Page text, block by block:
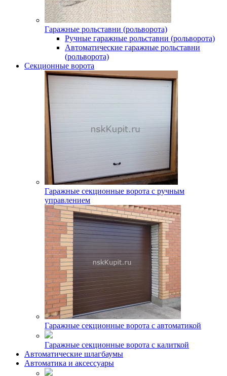
Гаражные рольставни (рольворота)
Ручные гаражные рольставни (рольворота)
Автоматические гаражные рольставни
(рольворота)
Секционные ворота
Гаражные секционные ворота с ручным
управлением
Гаражные секционные ворота с автоматикой
Гаражные секционные ворота с калиткой
Автоматические шлагбаумы
Автоматика и аксессуары